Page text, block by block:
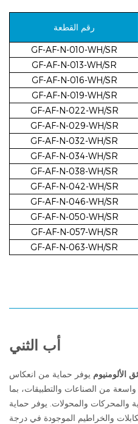
رقم القطعة
GF-AF-N-010-WH/SR
GF-AF-N-013-WH/SR
GF-AF-N-016-WH/SR
GF-AF-N-019-WH/SR
GF-AF-N-022-WH/SR
GF-AF-N-029-WH/SR
GF-AF-N-032-WH/SR
GF-AF-N-034-WH/SR
GF-AF-N-038-WH/SR
GF-AF-N-042-WH/SR
GF-AF-N-046-WH/SR
GF-AF-N-050-WH/SR
GF-AF-N-057-WH/SR
GF-AF-N-063-WH/SR
أب الثني
الألومنيوم يوفر حماية من انعكاس
من الصناعات والتطبيقات، بما
والمحركات والمحولات. يوفر حماية
والخراطيم الموجودة في درجة